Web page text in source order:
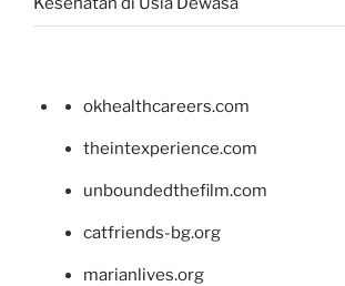
okhealthcareers.com
theintexperience.com
unboundedthefilm.com
catfriends-bg.org
marianlives.org